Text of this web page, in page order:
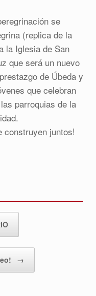
se
(replica de la
la Iglesia de San
que será un nuevo
de Úbeda y
que celebran
parroquias de la
construyen juntos!
→